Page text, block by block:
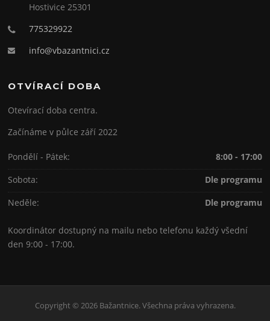
Hostivice 25301
775329922
info@vbazantnici.cz
OTVÍRACÍ DOBA
Otevírací doba centra.
Začínáme v půlce září 2022
Pondělí - Pátek:
8:00 - 17:00
Sobota:
Dle programu
Neděle:
Dle programu
Koordinátor dostupný na mailu nebo telefonu každý všední
den 9:00 - 17:00.
Copyright © 2026 Bažantnice. Všechna práva vyhrazena.